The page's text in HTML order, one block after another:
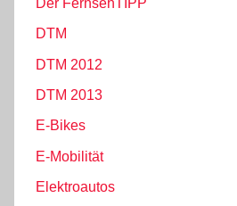
DTM
DTM 2012
DTM 2013
E-Bikes
E-Mobilität
Elektroautos